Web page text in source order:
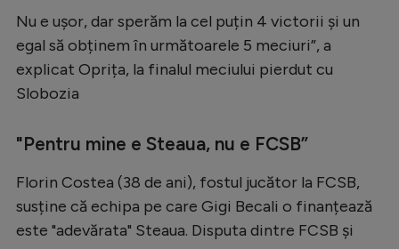
Nu e ușor, dar sperăm la cel puțin 4 victorii și un
egal să obținem în următoarele 5 meciuri”, a
explicat Oprița, la finalul meciului pierdut cu
Slobozia
"Pentru mine e Steaua, nu e FCSB”
Florin Costea (38 de ani), fostul jucător la FCSB,
susține că echipa pe care Gigi Becali o finanțează
este "adevărata" Steaua. Disputa dintre FCSB și